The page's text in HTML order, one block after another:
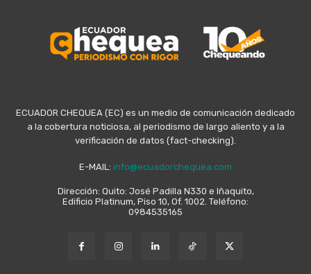
ECUADOR CHEQUEA (EC) es un medio de comunicación dedicado
a la cobertura noticiosa, al periodismo de largo aliento y a la
verificación de datos (fact-checking).
E-MAIL: info@ecuadorchequea.com
Dirección: Quito: José Padilla N330 e Iñaquito,
Edificio Platinum, Piso 10, Of. 1002. Teléfono:
0984535165